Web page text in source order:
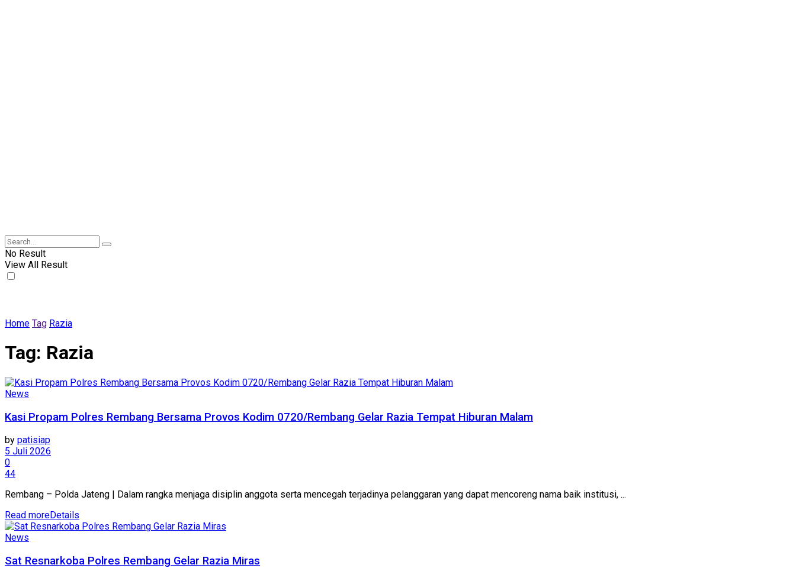
No Result
View All Result
Home Tag Razia
Tag: Razia
News
Kasi Propam Polres Rembang Bersama Provos Kodim 0720/Rembang Gelar Razia Tempat Hiburan Malam
by patisiap
5 Juli 2026
0
44
Rembang – Polda Jateng | Dalam rangka menjaga disiplin anggota serta mencegah terjadinya pelanggaran yang dapat mencoreng nama baik institusi, ...
Read moreDetails
News
Sat Resnarkoba Polres Rembang Gelar Razia Miras